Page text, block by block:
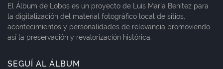
El Álbum de Lobos es un proyecto de Luis María Benítez para
la digitalización del material fotográfico local de sitios,
acontecimientos y personalidades de relevancia promoviendo
así la preservación y revalorización histórica.
SEGUÍ AL ÁLBUM